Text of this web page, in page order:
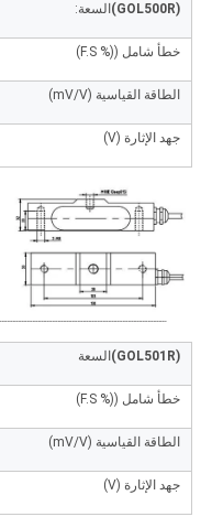
(GOL500R) السعة:
خطأ شامل ((% F.S)
الطاقة القياسية (mV/V)
جهد الإثارة (V)
(GOL501R) السعة
خطأ شامل ((% F.S)
الطاقة القياسية (mV/V)
جهد الإثارة (V)